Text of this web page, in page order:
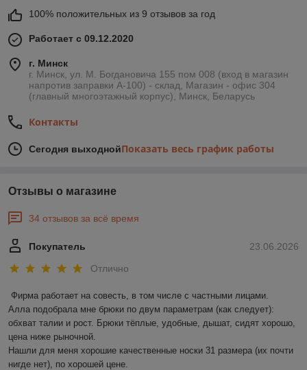
100% положительных из 9 отзывов за год
Работает с 09.12.2020
г. Минск
г. Минск, ул. М. Богдановича 155 пом 008 (вход в магазин
напротив заправки А-100) - склад, Магазин - офис 304
(главный многоэтажный корпус), Минск, Беларусь
Контакты
Сегодня выходнойПоказать весь график работы
Отзывы о магазине
34 отзывов за всё время
23.06.2026
Покупатель
Отлично
Фирма работает на совесть, в том числе с частными лицами.
Алла подобрала мне брюки по двум параметрам (как следует):
обхват талии и рост. Брюки тёплые, удобные, дышат, сидят хорошо,
цена ниже рыночной.
Нашли для меня хорошие качественные носки 31 размера (их почти
нигде нет), по хорошей цене.